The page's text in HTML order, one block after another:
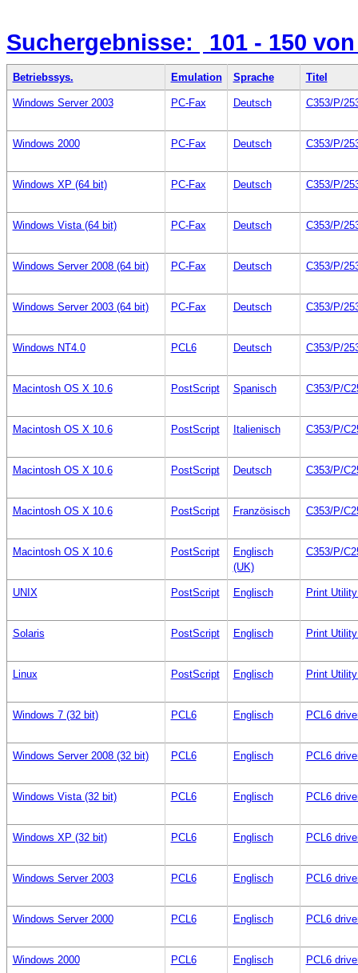
Suchergebnisse: 101 - 150 von
Betriebssys. Emulation Sprache Titel
Windows Server 2003 PC-Fax Deutsch C353/P/
Windows 2000 PC-Fax Deutsch C353/P/
Windows XP (64 bit) PC-Fax Deutsch C353/P/
Windows Vista (64 bit) PC-Fax Deutsch C353/P/
Windows Server 2008 (64 bit) PC-Fax Deutsch C353/P/
Windows Server 2003 (64 bit) PC-Fax Deutsch C353/P/
Windows NT4.0 PCL6 Deutsch C353/P/
Macintosh OS X 10.6 PostScript Spanisch C353/P/
Macintosh OS X 10.6 PostScript Italienisch C353/P/
Macintosh OS X 10.6 PostScript Deutsch C353/P/
Macintosh OS X 10.6 PostScript Französisch C353/P/
Macintosh OS X 10.6 PostScript
Englisch
(UK)
C353/P/
UNIX PostScript Englisch Print
Solaris PostScript Englisch Print
Linux PostScript Englisch Print
Windows 7 (32 bit) PCL6 Englisch PCL6
Windows Server 2008 (32 bit) PCL6 Englisch PCL6
Windows Vista (32 bit) PCL6 Englisch PCL6
Windows XP (32 bit) PCL6 Englisch PCL6
Windows Server 2003 PCL6 Englisch PCL6
Windows Server 2000 PCL6 Englisch PCL6
Windows 2000 PCL6 Englisch PCL6